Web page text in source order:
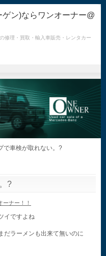
ン)ならワンオーナー@
理・買取・輸入車販売・レンタカー
で車検が取れない。?
?
ーナー！！
イですよね
ラーメンも出来て無いのに